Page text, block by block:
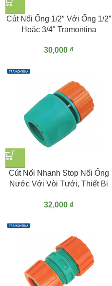
Cút Nối Ống 1/2″ Với Ống 1/2″
Hoặc 3/4″ Tramontina
30,000 ₫
Cút Nối Nhanh Stop Nối Ống
Nước Với Vòi Tưới, Thiết Bị
Aquastop
32,000 ₫